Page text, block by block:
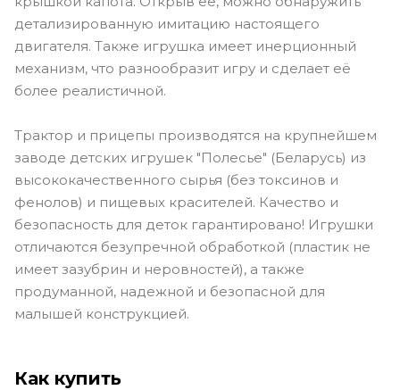
детализированную имитацию настоящего
двигателя. Также игрушка имеет инерционный
механизм, что разнообразит игру и сделает её
более реалистичной.
Трактор и прицепы производятся на крупнейшем
заводе детских игрушек "Полесье" (Беларусь) из
высококачественного сырья (без токсинов и
фенолов) и пищевых красителей. Качество и
безопасность для деток гарантировано! Игрушки
отличаются безупречной обработкой (пластик не
имеет зазубрин и неровностей), а также
продуманной, надежной и безопасной для
малышей конструкцией.
Как купить